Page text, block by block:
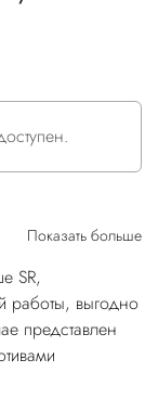
Показать больше
SR,
работы, выгодно
представлен